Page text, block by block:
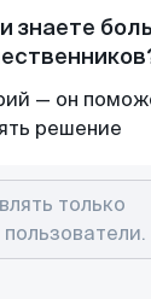
знаете
— он
решение